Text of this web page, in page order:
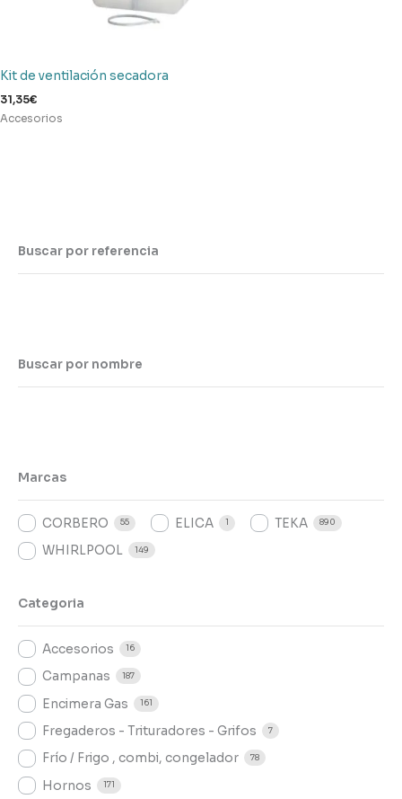
Buscar por referencia
Buscar por nombre
Marcas
CORBERO 55 ELICA 1 TEKA 890
WHIRLPOOL 149
Categoria
Accesorios 16
Campanas 187
Encimera Gas 161
Fregaderos - Trituradores - Grifos 7
Frío / Frigo , combi, congelador 78
Hornos 171
Kit de ventilación secadora
31,35€
Accesorios